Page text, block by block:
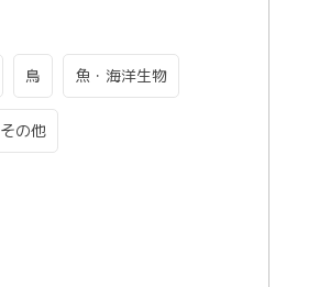
鳥 魚・海洋生物
その他